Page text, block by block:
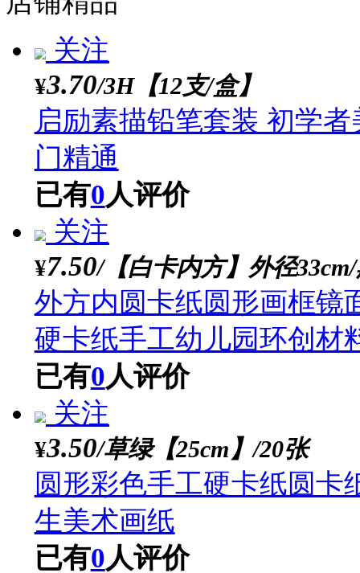
关注
¥7.50/双头款-10支装（特
铅笔延长器双头短铅
已有0人评价
店铺精品
关注
¥3.70/3H【12支/盒】
启励素描铅笔套装 初
门精通
已有0
关注
¥7.50/【白卡内方】外径
外方内圆卡纸圆形画